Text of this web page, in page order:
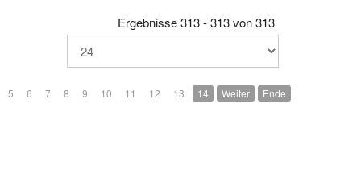
Ergebnisse 313 - 313 von 313
5 6 7 8 9 10 11 12 13 14 Weiter Ende